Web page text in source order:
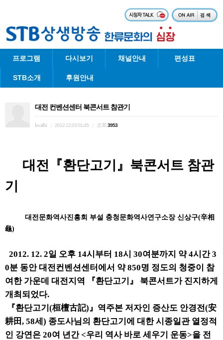
프로그램 다시보기 채널안내 편성표
STB소개 후원안내
대전 컨벤션센터 북콘서트 참관기
localhi 2012.12.03 01:45 조회 3953
대전『환단고기』북콘서트 참관
기
대전문화역사진흥회 부설 충청문화역사연구소장 신상구(辛相
龜)
2012. 12. 2일 오후 14시부터 18시 30여분까지 약 4시간 3
0분 동안 대전컨벤션센터에서 약 850명 정도의 청중이 참
여한 가운데 대전지역 『환단고기』 북콘서트가 진지하게
개최되었다.
『환단고기(桓檀古記)』역주본 저자인 증산도 안경전(安
耕田, 58세) 종도사님의 환단고기에 대한 시종일관 열정적
인 강연은 20여 년간 <우리 역사 바로 세우기 운동>을 전